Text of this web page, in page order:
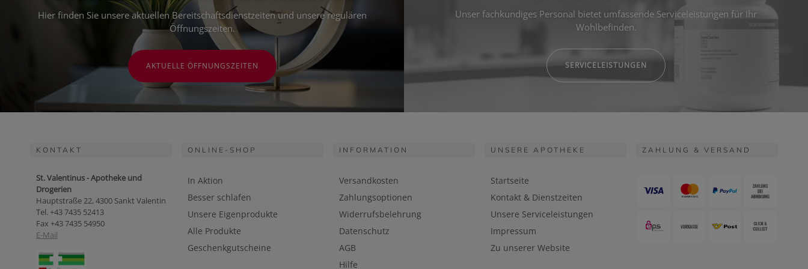
Hier finden Sie unsere aktuellen Bereitschaftsdienstzeiten und unsere regulären
Öffnungszeiten.
AKTUELLE ÖFFNUNGSZEITEN
Unser fachkundiges Personal bietet umfassende Serviceleistungen für Ihr
Wohlbefinden.
SERVICELEISTUNGEN
KONTAKT
St. Valentinus - Apotheke und
Drogerien
Hauptstraße 22, 4300 Sankt Valentin
Tel. +43 7435 52413
Fax +43 7435 54950
E-Mail
ONLINE-SHOP
In Aktion
Besser schlafen
Unsere Eigenprodukte
Alle Produkte
Geschenkgutscheine
INFORMATION
Versandkosten
Zahlungsoptionen
Widerrufsbelehrung
Datenschutz
AGB
Hilfe
UNSERE APOTHEKE
Startseite
Kontakt & Dienstzeiten
Unsere Serviceleistungen
Impressum
Zu unserer Website
ZAHLUNG & VERSAND